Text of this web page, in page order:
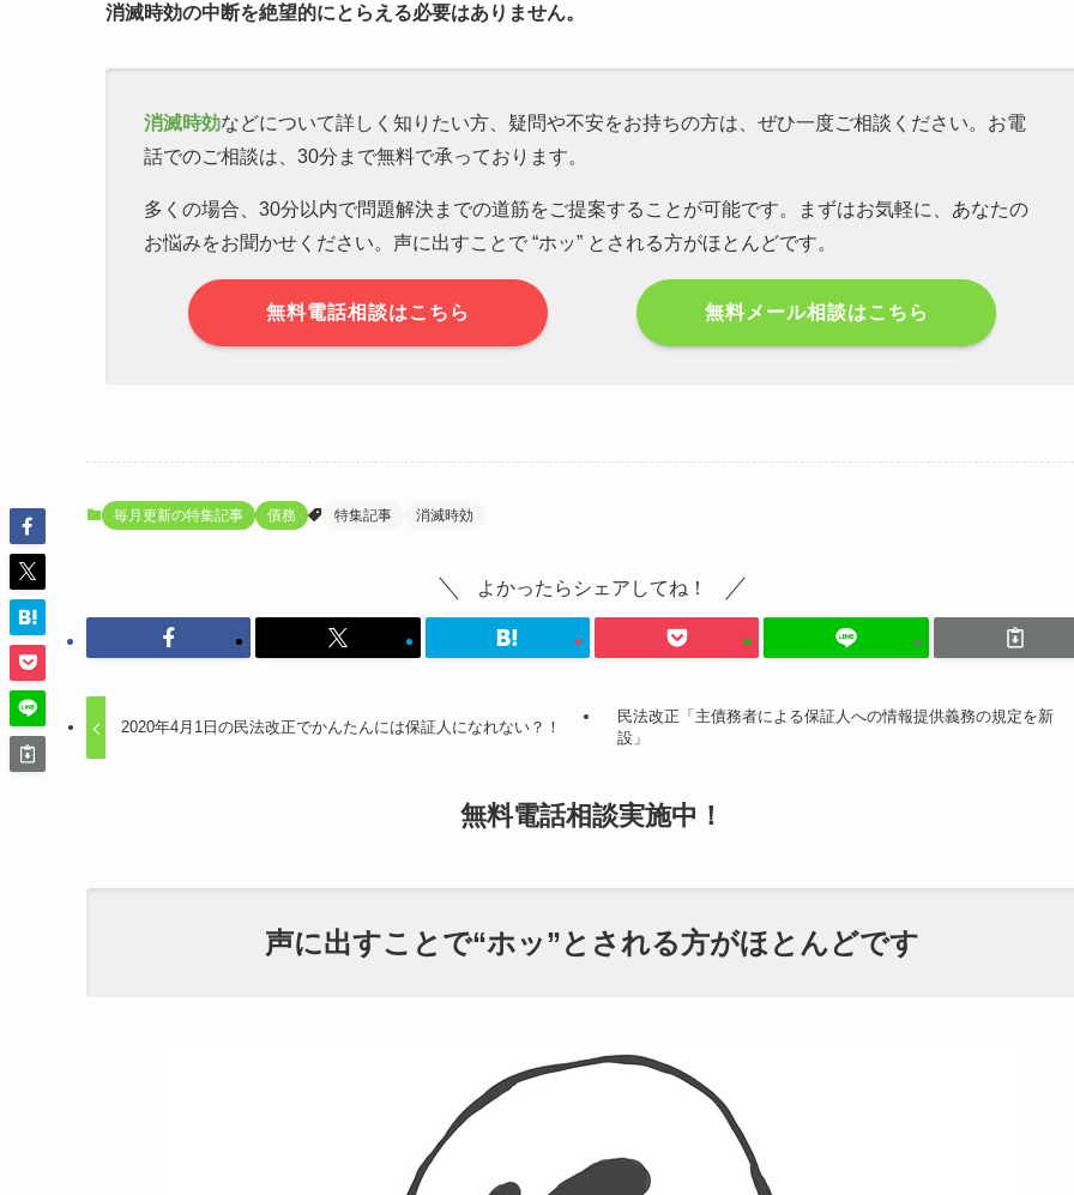
消滅時効の中断を絶望的にとらえる必要はありません。
消滅時効などについて詳しく知りたい方、疑問や不安をお持ちの方は、ぜひ一度ご相談ください。お電
話でのご相談は、30分まで無料で承っております。
多くの場合、30分以内で問題解決までの道筋をご提案することが可能です。まずはお気軽に、あなたの
お悩みをお聞かせください。声に出すことで “ホッ” とされる方がほとんどです。
無料電話相談はこちら 無料メール相談はこちら
毎月更新の特集記事 債務 特集記事 消滅時効
よかったらシェアしてね！
2020年4月1日の民法改正でかんたんには保証人になれない？！
民法改正「主債務者による保証人への情報提供義務の規定を新
設」
無料電話相談実施中！
声に出すことで“ホッ”とされる方がほとんどです